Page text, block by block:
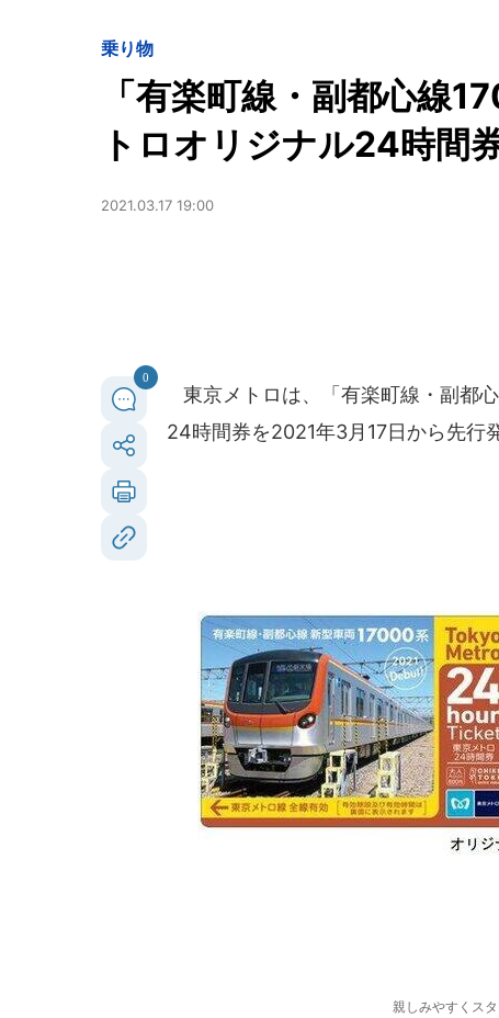
乗り物
「有楽町線・副都心線
トロオリジナル24時間
2021.03.17 19:00
0
東京メトロは、「有楽町線・副都
24時間券を2021年3月17日から先行
親しみやすくス